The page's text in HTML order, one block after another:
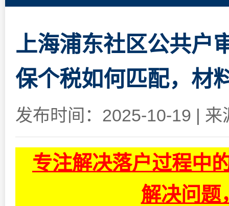
上海浦东社区公共户
保个税如何匹配，材
发布时间：2025-10-19 | 来
专注解决落户过程中
解决问题